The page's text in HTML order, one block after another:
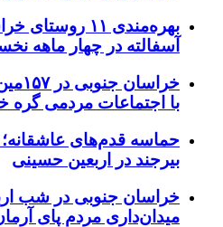
بهره‌مندی ۱۱
آسفالته در چهار ماهه
با اجتماعات مردمی گره
حماسه قدم‌های
بیرجند در اربعین حسینی
میدان‌داری مردم پای